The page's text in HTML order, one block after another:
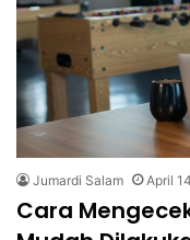
Jumardi Salam April
Cara